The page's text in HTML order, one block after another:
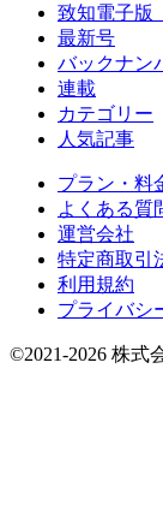
致知電子版
最新号
バックナン
連載
カテゴリー
人気記事
プラン・料
よくある質
運営会社
特定商取引
利用規約
プライバシ
©2021-2026 株式